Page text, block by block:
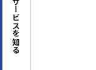
サービスを
知る